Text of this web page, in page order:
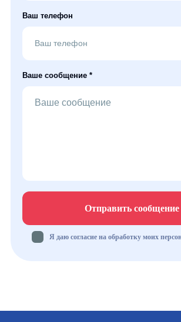
Ваш телефон
Ваше сообщение *
Отправить сообщение
Я даю согласие на обработку моих